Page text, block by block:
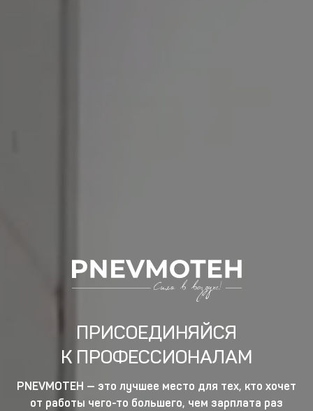
ПРИСОЕДИНЯЙСЯ
К ПРОФЕССИОНАЛАМ
PNEVMOTEH — это лучшее место для тех, кто хочет
от работы чего-то большего, чем зарплата раз